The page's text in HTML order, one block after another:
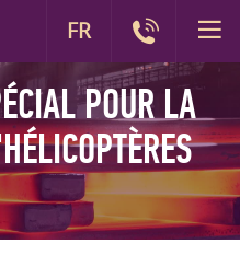
POUR LA
FR